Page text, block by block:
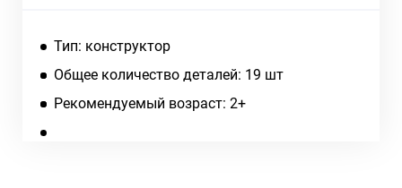
Тип: конструктор
Общее количество деталей: 19 шт
Рекомендуемый возраст: 2+